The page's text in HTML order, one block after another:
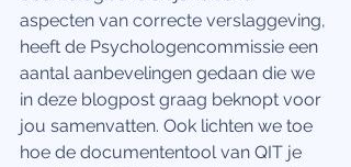
aspecten van correcte verslaggeving,
heeft de Psychologencommissie een
aantal aanbevelingen gedaan die we
in deze blogpost graag beknopt voor
jou samenvatten. Ook lichten we toe
hoe de documententool van QIT je